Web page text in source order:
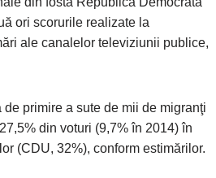
ori scorurile realizate la
ale canalelor televiziunii publice,
primire a sute de mii de migranţi
din voturi (9,7% în 2014) în
(CDU, 32%), conform estimărilor.